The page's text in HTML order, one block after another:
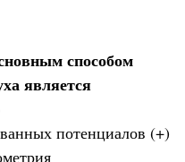
способом
является
потенциалов (+)